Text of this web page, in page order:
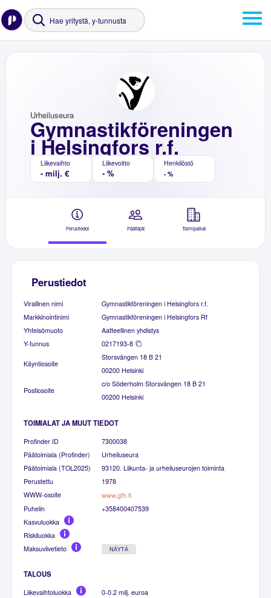
Gymnastikföreningen
i Helsingfors r.f.
Urheiluseura
Liikevaihto
- milj. €
Liikevoitto
- %
Henkilöstö
- %
Perustiedot Päättäjät Toimipaikat
Perustiedot
Virallinen nimi
Gymnastikföreningen i Helsingfors r.f.
Markkinointinimi
Gymnastikföreningen i Helsingfors Rf
Yhteisömuoto
Aatteellinen yhdistys
Y-tunnus
0217193-8
Käyntiosoite
Storsvängen 18 B 21
00200 Helsinki
Postiosoite
c/o Söderholm Storsvängen 18 B 21
00200 Helsinki
TOIMIALAT JA MUUT TIEDOT
Profinder ID
7300038
Päätoimiala (Profinder)
Urheiluseura
Päätoimiala (TOL2025)
93120. Liikunta- ja urheiluseurojen toiminta
Perustettu
1978
WWW-osoite
www.gfh.fi
Puhelin
+358400407539
Kasvuluokka
Riskiluokka
Maksuviivetieto
NÄYTÄ
TALOUS
Liikevaihtoluokka
0-0.2 milj. euroa